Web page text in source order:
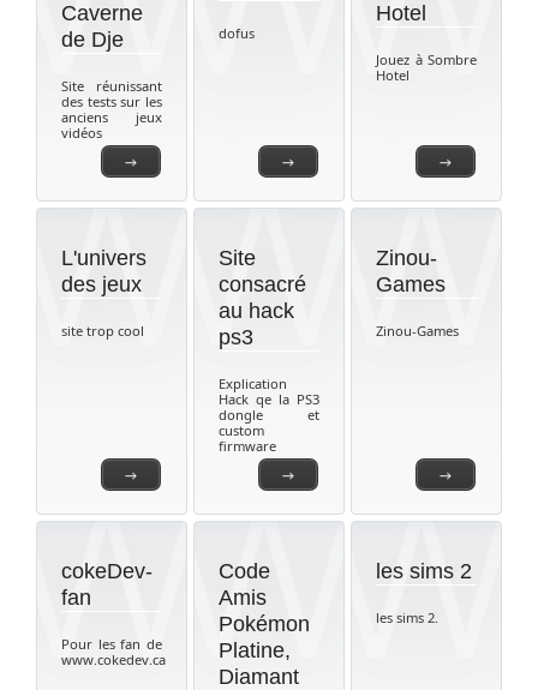
→
Caverne
de Dje
Site réunissant
des tests sur les
anciens jeux
vidéos
→
dofus
→
Hotel
Jouez à Sombre
Hotel
→
L'univers
des jeux
site trop cool
→
Site
consacré
au hack
ps3
Explication
Hack qe la PS3
dongle et
custom
firmware
→
Zinou-
Games
Zinou-Games
cokeDev-
fan
Pour les fan de
www.cokedev.ca
Code
Amis
Pokémon
Platine,
Diamant
les sims 2
les sims 2.